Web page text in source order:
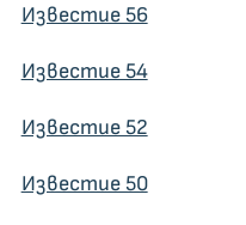
Известие 56
Известие 54
Известие 52
Известие 50